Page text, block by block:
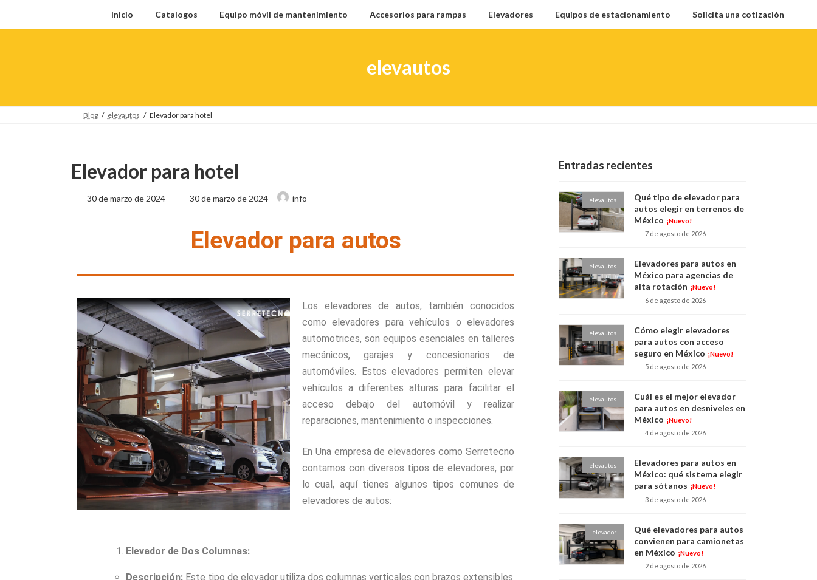
Inicio Catalogos Equipo móvil de mantenimiento Accesorios para rampas Elevadores Equipos de estacionamiento Solicita una cotización
elevautos
Blog elevautos Elevador para hotel
Elevador para hotel
30 de marzo de 2024 30 de marzo de 2024 info
Elevador para autos
Los elevadores de autos, también conocidos
como elevadores para vehículos o elevadores
automotrices, son equipos esenciales en talleres
mecánicos, garajes y concesionarios de
automóviles. Estos elevadores permiten elevar
vehículos a diferentes alturas para facilitar el
acceso debajo del automóvil y realizar
reparaciones, mantenimiento o inspecciones.
En Una empresa de elevadores como Serretecno
contamos con diversos tipos de elevadores, por
lo cual, aquí tienes algunos tipos comunes de
elevadores de autos:
Elevador de Dos Columnas:
Descripción: Este tipo de elevador utiliza dos columnas verticales con brazos extensibles
Entradas recientes
elevautos
Qué tipo de elevador para
autos elegir en terrenos de
México ¡Nuevo!
7 de agosto de 2026
elevautos
Elevadores para autos en
México para agencias de
alta rotación ¡Nuevo!
6 de agosto de 2026
elevautos
Cómo elegir elevadores
para autos con acceso
seguro en México ¡Nuevo!
5 de agosto de 2026
elevautos
Cuál es el mejor elevador
para autos en desniveles en
México ¡Nuevo!
4 de agosto de 2026
elevautos
Elevadores para autos en
México: qué sistema elegir
para sótanos ¡Nuevo!
3 de agosto de 2026
elevador
Qué elevadores para autos
convienen para camionetas
en México ¡Nuevo!
2 de agosto de 2026